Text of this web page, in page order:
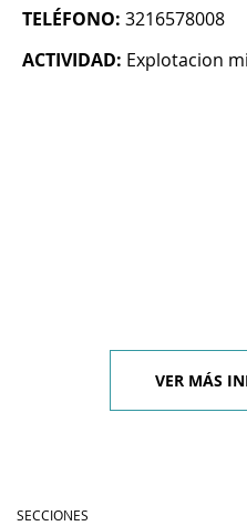
TELÉFONO: 3216578008
ACTIVIDAD: Explotacion
VER MÁS
SECCIONES